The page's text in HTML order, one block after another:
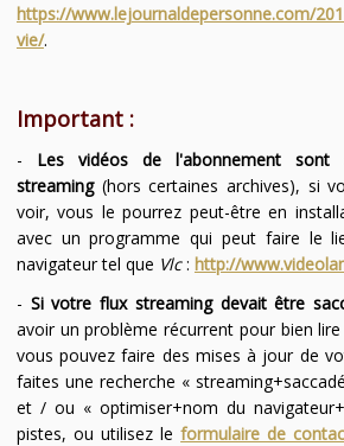
https://www.lejournaldepersonne.com/
vie/.
Important :
- Les vidéos de l'abonnement sont
streaming(hors certaines archives), si
voir, vous le pourrez peut-être en
avec un programme qui peut faire le
navigateur tel que Vlc: http://
- Si votre flux streaming devait être
avoir un problème récurrent pour bien
vous pouvez faire des mises à jour de
faites une recherche «
et / ou « optimiser+nom du
pistes, ou utilisez leformulaire de